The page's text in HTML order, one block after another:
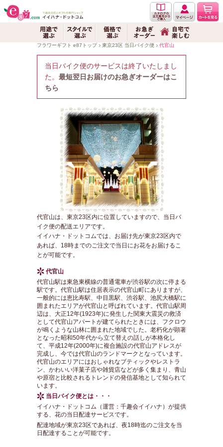
フラワーギフト e87トップ 東京23区 当日バイク便 代官山
当日バイク便のサービスは終了いたしまし
た。 最短翌日お届けのお急ぎオーダーはこ
ちら
代官山は、東京23区内に位置していますので、当日バ
イク便の配送エリアです。
イイハナ・ドットコムでは、お届け先が東京23区内で
あれば、18時までのご注文で当日にお花をお届けるこ
とが可能です。
代官山
代官山駅は東急東横線の普通電車が渋谷駅の次に停まる
駅です。代官山駅は住居表示の代官山町にありますが、
一般的には恵比寿駅、中目黒駅、渋谷駅、池尻大橋駅に
囲まれたエリアが代官山と呼ばれています。代官山駅周
辺は、大正12年(1923年)に発生した関東大震災の救済
として代官山アパートが建てられたときには、フクロウ
が鳴くような山林に囲まれた地域でした。老朽化が顕著
となった昭和50年代から立て替えの話しが本格化し
て、平成12年(2000年)に複合施設の代官山アドレスが
完成し、今では代官山のランドマークとなっています。
代官山のエリアにはおしゃれなブティックやレストラ
ン、かわいい洋菓子店や雑貨店などが多く集まり、青山
や原宿と比較されるトレンドの発信基地として知られて
います。
当日バイク便とは・・・
イイハナ・ドットコム（運営：千趣会イイハナ）が提供
する、花の当日配達サービスです。
配達地域が東京23区であれば、夜18時迄のご注文を当
日配達することが可能です。